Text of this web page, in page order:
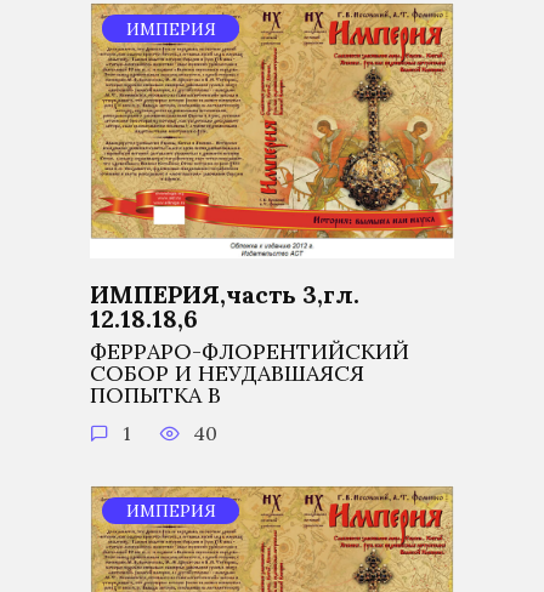
ИМПЕРИЯ
ИМПЕРИЯ,часть 3,гл.
12.18.18,6
ФЕРРАРО-ФЛОРЕНТИЙСКИЙ
СОБОР И НЕУДАВШАЯСЯ
ПОПЫТКА В
1 40
ИМПЕРИЯ